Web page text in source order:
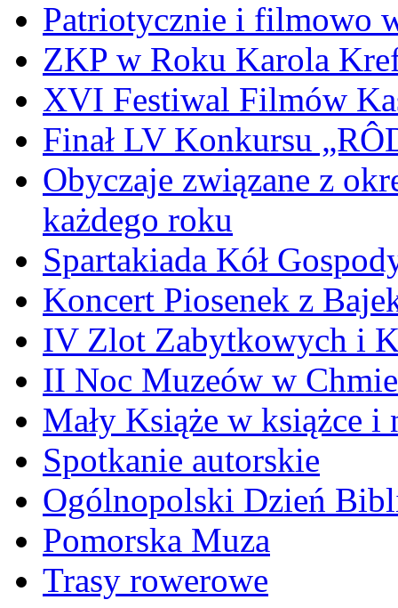
Patriotycznie i filmowo
ZKP w Roku Karola
XVI Festiwal Filmów
Finał LV Konkursu
Obyczaje związane z
każdego roku
Spartakiada Kół
Koncert Piosenek z
IV Zlot Zabytkowych i
II Noc Muzeów w
Mały Książe w książce i
Spotkanie autorskie
Ogólnopolski Dzień
Pomorska Muza
Trasy rowerowe